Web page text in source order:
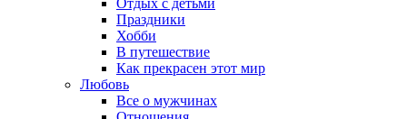
Отдых с детьми
Праздники
Хобби
В путешествие
Как прекрасен этот мир
Любовь
Все о мужчинах